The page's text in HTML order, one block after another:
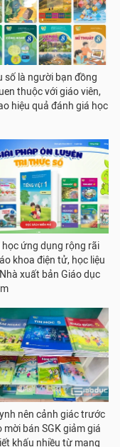
số là người bạn đồng
thuộc với giáo viên,
hiệu quả đánh giá học
ứng dụng rộng rãi
khoa điện tử, học liệu
xuất bản Giáo dục
nên cảnh giác trước
mời bán SGK giảm giá
khấu nhiều từ mạng